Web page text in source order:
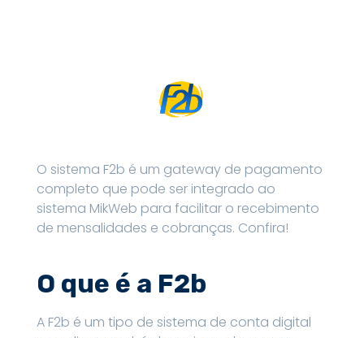
O sistema F2b é um gateway de pagamento
completo que pode ser integrado ao
sistema MikWeb para facilitar o recebimento
de mensalidades e cobranças. Confira!
O que é a F2b
A F2b é um tipo de sistema de conta digital